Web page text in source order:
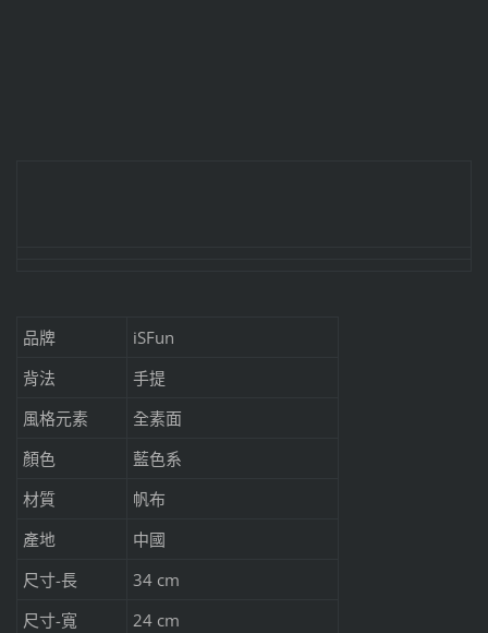
品牌
iSFun
背法
手提
風格元素
全素面
顏色
藍色系
材質
帆布
產地
中國
尺寸-長
34 cm
尺寸-寬
24 cm